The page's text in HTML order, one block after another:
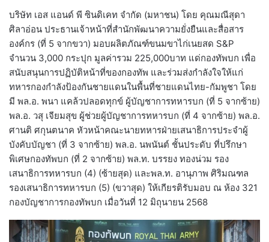
บริษัท เอส แอนด์ พี ซินดิเคท จำกัด (มหาชน) โดย คุณมณีสุดา
ศิลาอ่อน ประธานเจ้าหน้าที่สำนักพัฒนาความยั่งยืนและสื่อสาร
องค์กร (ที่ 5 จากขวา) มอบผลิตภัณฑ์ขนมขาไก่เนยสด S&P
จำนวน 3,000 กระปุก มูลค่ารวม 225,000บาท แด่กองทัพบก เพื่อ
สนับสนุนการปฏิบัติหน้าที่ของกองทัพ และร่วมส่งกำลังใจให้แก่
ทหารกองกำลังป้องกันชายแดนในพื้นที่ชายแดนไทย-กัมพูชา โดย
มี พล.อ. พนา แคล้วปลอดทุกข์ ผู้บัญชาการทหารบก (ที่ 5 จากซ้าย)
พล.อ. วสุ เจียมสุข ผู้ช่วยผู้บัญชาการทหารบก (ที่ 4 จากซ้าย) พล.อ.
ศานติ ศกุนตนาค หัวหน้าคณะนายทหารฝ่ายเสนาธิการประจำผู้
บังคับบัญชา (ที่ 3 จากซ้าย) พล.อ. นพนันต์ ชั้นประดับ ที่ปรึกษา
พิเศษกองทัพบก (ที่ 2 จากซ้าย) พล.ท. บรรยง ทองน่วม รอง
เสนาธิการทหารบก (4) (ซ้ายสุด) และพล.ท. อานุภาพ ศิริมณฑล
รองเสนาธิการทหารบก (5) (ขวาสุด) ให้เกียรติรับมอบ ณ ห้อง 321
กองบัญชาการกองทัพบก เมื่อวันที่ 12 มิถุนายน 2568